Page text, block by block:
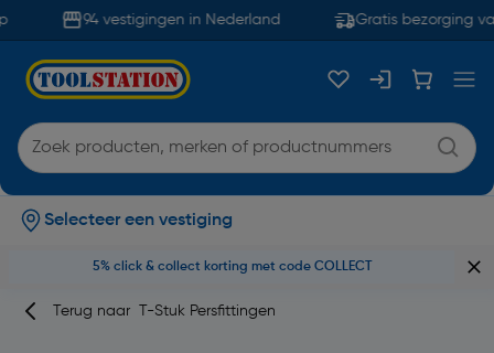
94 vestigingen in Nederland Gratis bezorging
Selecteer een vestiging
5% click & collect korting met code COLLECT
Terug naar T-Stuk Persfittingen